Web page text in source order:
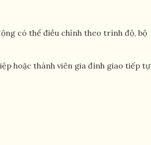
có thể điều chỉnh theo trình độ, bộ
hoặc thành viên gia đình giao tiếp tự